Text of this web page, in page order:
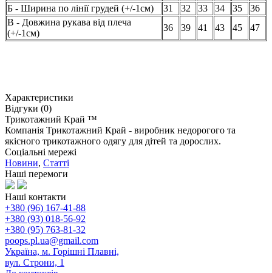
Б - Ширина по лінії грудей (+/-1см)
31 32 33 34 35
36
В - Довжина рукава від плеча
(+/-1см)
36 39 41 43 45 47
Характеристики
Відгуки (0)
Трикотажний Край ™
Компанія Трикотажний Край - виробник недорогого та
якісного трикотажного одягу для дітей та дорослих.
Соціальні мережі
Новини, Статті
Наші перемоги
Наші контакти
+380 (96) 167-41-88
+380 (93) 018-56-92
+380 (95) 763-81-32
poops.pl.ua@gmail.com
Україна, м. Горішні Плавні,
вул. Строни, 1